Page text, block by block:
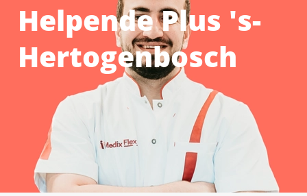
Helpende Plus 's-
Hertogenbosch